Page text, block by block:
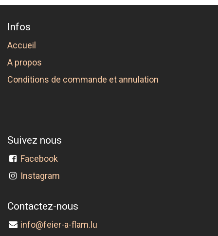
Infos
Accueil
A propos
Conditions de commande et annulation
Suivez nous
Facebook
Instagram
Contactez-nous
info@feier-a-flam.lu